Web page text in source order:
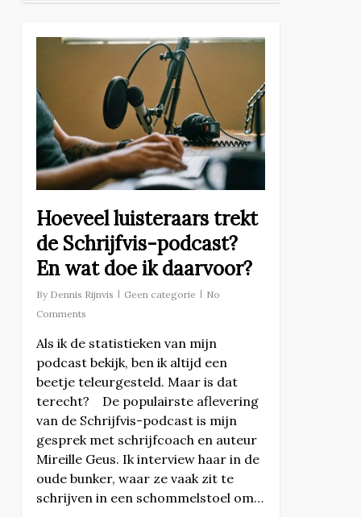
Hoeveel luisteraars trekt
de Schrijfvis-podcast?
En wat doe ik daarvoor?
By Dennis Rijnvis Geen categorie
No
Comments
Als ik de statistieken van mijn
podcast bekijk, ben ik altijd een
beetje teleurgesteld. Maar is dat
terecht? De populairste aflevering
van de Schrijfvis-podcast is mijn
gesprek met schrijfcoach en auteur
Mireille Geus. Ik interview haar in de
oude bunker, waar ze vaak zit te
schrijven in een schommelstoel om…